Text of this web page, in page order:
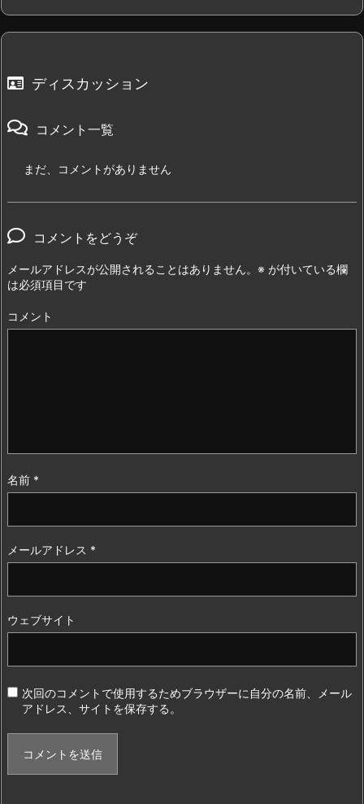
ディスカッション
コメント一覧
まだ、コメントがありません
コメントをどうぞ
メールアドレスが公開されることはありません。 ※ が付いている欄
は必須項目です
コメント
名前 *
メールアドレス *
ウェブサイト
次回のコメントで使用するためブラウザーに自分の名前、メール
アドレス、サイトを保存する。